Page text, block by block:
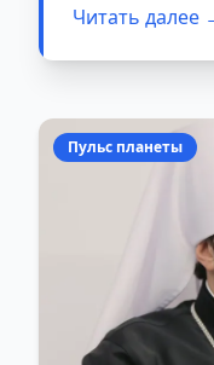
Читать далее
Пульс планеты